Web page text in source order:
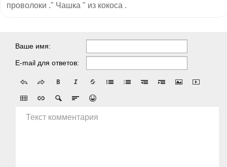
проволоки ." Чашка " из кокоса .
Ваше имя:
E-mail для ответов:
Текст комментария